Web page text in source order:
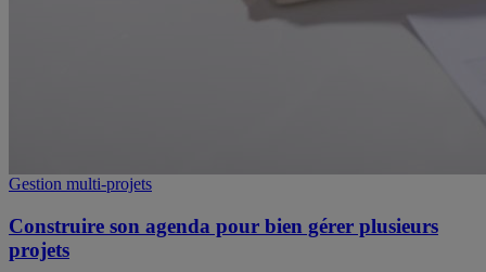
Gestion multi-projets
Construire son agenda pour bien gérer plusieurs
projets